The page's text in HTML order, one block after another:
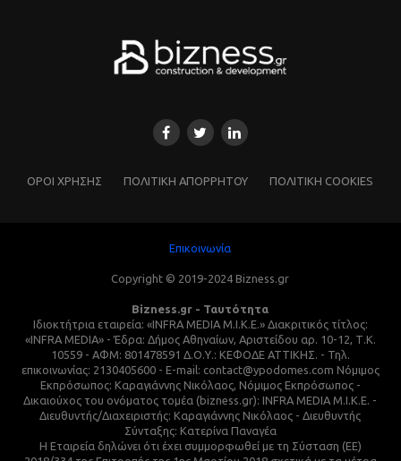
ΌΡΟΙ ΧΡΗΣΗΣ ΠΟΛΙΤΙΚΗ ΑΠΟΡΡΗΤΟΥ ΠΟΛΙΤΙΚΗ COOKIES
Επικοινωνία
Copyright © 2019-2024 Bizness.gr
Bizness.gr - Ταυτότητα
Ιδιοκτήτρια εταιρεία: «INFRA MEDIA M.I.K.E.» Διακριτικός τίτλος:
«INFRA MEDIA» - Έδρα: Δήμος Αθηναίων, Αριστείδου αρ. 10-12, Τ.Κ.
10559 - ΑΦΜ: 801478591 Δ.Ο.Υ.: ΚΕΦΟΔΕ ΑΤΤΙΚΗΣ. - Τηλ.
επικοινωνίας: 2130405600 - E-mail: contact@ypodomes.com Νόμιμος
Εκπρόσωπος: Καραγιάννης Νικόλαος, Νόμιμος Εκπρόσωπος -
Δικαιούχος του ονόματος τομέα (bizness.gr): INFRA MEDIA M.I.K.E. -
Διευθυντής/Διαχειριστής: Καραγιάννης Νικόλαος - Διευθυντής
Σύνταξης: Κατερίνα Παναγέα
Η Εταιρεία δηλώνει ότι έχει συμμορφωθεί με τη Σύσταση (ΕΕ)